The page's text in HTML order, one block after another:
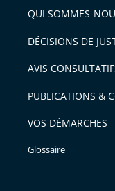
QUI SOMMES-
DÉCISIONS DE
AVIS
PUBLICATIONS &
VOS DÉMARCHES
Glossaire